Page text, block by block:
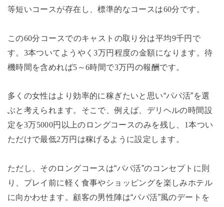
等短いコースが存在し、標準的なコースは60分です。
この60分コースでのキャストの取り分は平均9千円で
す。 3本ついてようやく3万円程度の金額になります。待
機時間を含めれば5 ～6時間で3万円の報酬です。
多くの女性はより効率的に稼ぎたいと思い“パパ活”を選
ぶと考えられます。そこで、例えば、デリヘルの時間設
定を3万5000円以上のロングコースのみを残し、 1本つい
ただけで最低2万円は稼げるように設定します。
ただし、そのロングコースは“パパ活”のコンセプトに則
り、プレイ前に軽く食事やショッピングを楽しみホテル
に向かわせます。顧客の男性陣は“パパ活”風のデートを